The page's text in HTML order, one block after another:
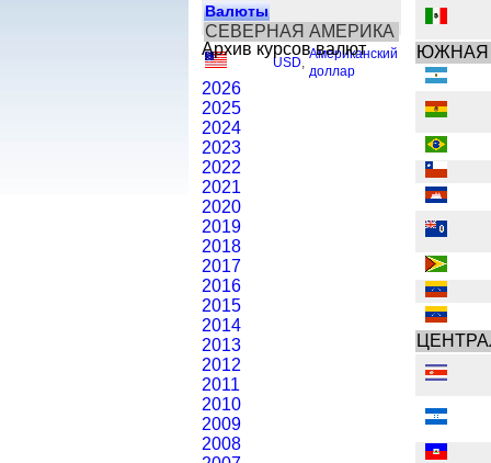
Валюты
СЕВЕРНАЯ АМЕРИКА
USD
Американский
доллар
Архив курсов валют
2026
2025
2024
2023
2022
2021
2020
2019
2018
2017
2016
2015
2014
2013
2012
2011
2010
2009
2008
ЮЖНАЯ